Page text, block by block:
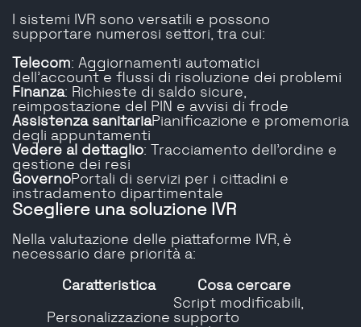
I sistemi IVR sono versatili e possono
supportare numerosi settori, tra cui:
Telecom: Aggiornamenti automatici
dell'account e flussi di risoluzione dei problemi
Finanza: Richieste di saldo sicure,
reimpostazione del PIN e avvisi di frode
Assistenza sanitariaPianificazione e promemoria
degli appuntamenti
Vedere al dettaglio: Tracciamento dell'ordine e
gestione dei resi
GovernoPortali di servizi per i cittadini e
instradamento dipartimentale
Scegliere una soluzione IVR
Nella valutazione delle piattaforme IVR, è
necessario dare priorità a:
Caratteristica Cosa cercare
Personalizzazione
Script modificabili,
supporto